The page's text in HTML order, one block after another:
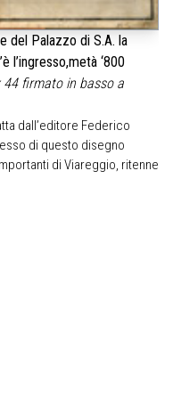
del Palazzo di S.A. la
l’ingresso,metà ‘800
44 firmato in basso a
dall’editore Federico
di questo disegno
di Viareggio, ritenne